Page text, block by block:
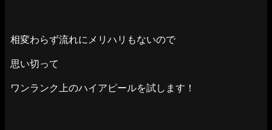
相変わらず流れにメリハリもないので
思い切って
ワンランク上のハイアピールを試します！